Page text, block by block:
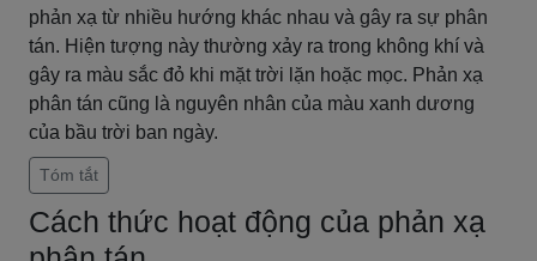
phản xạ từ nhiều hướng khác nhau và gây ra sự phân
tán. Hiện tượng này thường xảy ra trong không khí và
gây ra màu sắc đỏ khi mặt trời lặn hoặc mọc. Phản xạ
phân tán cũng là nguyên nhân của màu xanh dương
của bầu trời ban ngày.
Tóm tắt
Cách thức hoạt động của phản xạ